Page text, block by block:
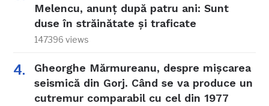
Melencu, anunț după patru ani: Sunt
duse în străinătate și traficate
147396 views
Gheorghe Mărmureanu, despre mișcarea
seismică din Gorj. Când se va produce un
cutremur comparabil cu cel din 1977